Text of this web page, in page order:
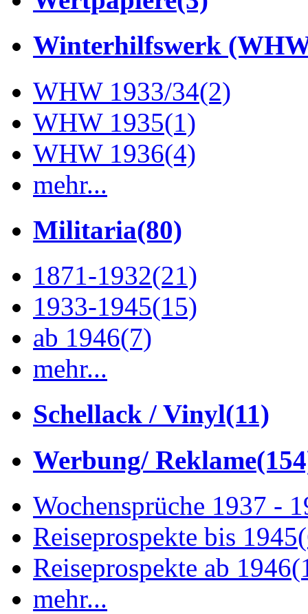
Winterhilfswerk
WHW 1933/34(2)
WHW 1935(1)
WHW 1936(4)
mehr...
Militaria(80)
1871-1932(21)
1933-1945(15)
ab 1946(7)
mehr...
Schellack / Vinyl(11)
Werbung/ Reklame
Wochensprüche 1937 -
Reiseprospekte bis 1945
Reiseprospekte ab 1946
mehr...